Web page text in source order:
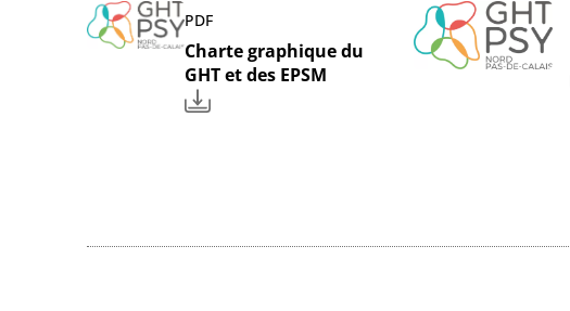
PDF
Charte graphique du
GHT et des EPSM